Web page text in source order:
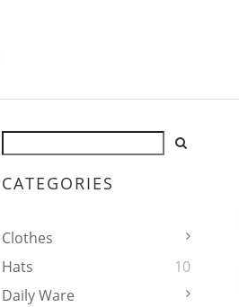
CATEGORIES
Clothes
Hats
10
Daily Ware